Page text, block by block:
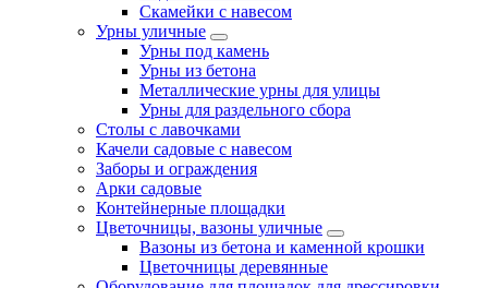
Скамейки с навесом
Урны уличные
Урны под камень
Урны из бетона
Металлические урны для улицы
Урны для раздельного сбора
Столы с лавочками
Качели садовые с навесом
Заборы и ограждения
Арки садовые
Контейнерные площадки
Цветочницы, вазоны уличные
Вазоны из бетона и каменной крошки
Цветочницы деревянные